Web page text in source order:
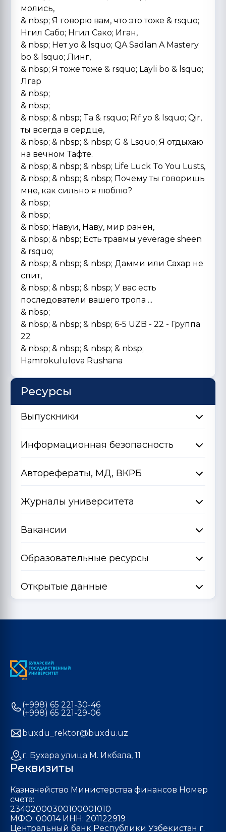
молись,
& nbsp; Я говорю вам, что это тоже & rsquo;
Нгил Сабо; Нгил Сако; Иган,
& nbsp; Нет yo & lsquo; QA Sadlan A Mastery
bo & lsquo; Линг,
& nbsp; Я тоже тоже & rsquo; Layli bo & lsquo;
Лгар
& nbsp;
& nbsp;
& nbsp; & nbsp; Ta & rsquo; Rif yo & lsquo; Qir,
ты всегда в сердце,
& nbsp; & nbsp; & nbsp; G & Lsquo; Я отдыхаю
на вечном Тафте.
& nbsp; & nbsp; & nbsp; Life Luck To You Lusts,
& nbsp; & nbsp; & nbsp; Почему ты говоришь
мне, как сильно я люблю?
& nbsp;
& nbsp;
& nbsp; Навуи, Наву, мир ранен,
& nbsp; & nbsp; Есть травмы yeverage sheen
& rsquo;
& nbsp; & nbsp; & nbsp; Дамми или Сахар не
спит,
& nbsp; & nbsp; & nbsp; У вас есть
последователи вашего тропа ...
& nbsp;
& nbsp; & nbsp; & nbsp; 6-5 UZB - 22 - Группа
22
& nbsp; & nbsp; & nbsp; & nbsp;
Hamrokululova Rushana
Ресурсы
Выпускники
Информационная безопасность
Авторефераты, МД, ВКРБ
Журналы университета
Вакансии
Образовательные ресурсы
Открытые данные
(+998) 65 221-30-46
(+998) 65 221-29-06
buxdu_rektor@buxdu.uz
г. Бухара улица М. Икбала, 11
Реквизиты
Казначейство Министерства финансов Номер
счета:
23402000300100001010
МФО: 00014 ИНН: 201122919
Центральный банк Республики Узбекистан г.